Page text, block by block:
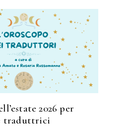
2026 per
traduttrici